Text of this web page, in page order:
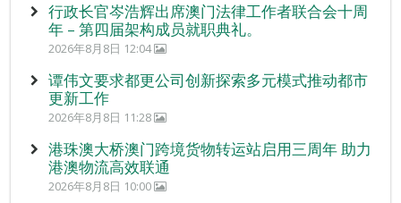
行政长官岑浩辉出席澳门法律工作者联合会十周
年 – 第四届架构成员就职典礼。
2026年8月8日 12:04
谭伟文要求都更公司创新探索多元模式推动都市
更新工作
2026年8月8日 11:28
港珠澳大桥澳门跨境货物转运站启用三周年 助力
港澳物流高效联通
2026年8月8日 10:00